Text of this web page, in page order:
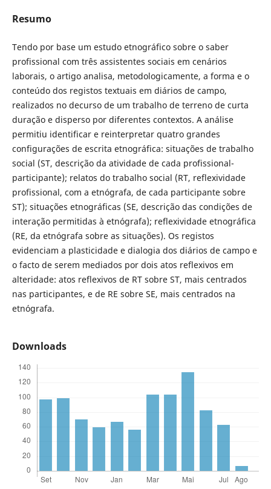
Resumo
Tendo por base um estudo etnográfico sobre o saber
profissional com três assistentes sociais em cenários
laborais, o artigo analisa, metodologicamente, a forma e o
conteúdo dos registos textuais em diários de campo,
realizados no decurso de um trabalho de terreno de curta
duração e disperso por diferentes contextos. A análise
permitiu identificar e reinterpretar quatro grandes
configurações de escrita etnográfica: situações de trabalho
social (ST, descrição da atividade de cada profissional-
participante); relatos do trabalho social (RT, reflexividade
profissional, com a etnógrafa, de cada participante sobre
ST); situações etnográficas (SE, descrição das condições de
interação permitidas à etnógrafa); reflexividade etnográfica
(RE, da etnógrafa sobre as situações). Os registos
evidenciam a plasticidade e dialogia dos diários de campo e
o facto de serem mediados por dois atos reflexivos em
alteridade: atos reflexivos de RT sobre ST, mais centrados
nas participantes, e de RE sobre SE, mais centrados na
etnógrafa.
Downloads